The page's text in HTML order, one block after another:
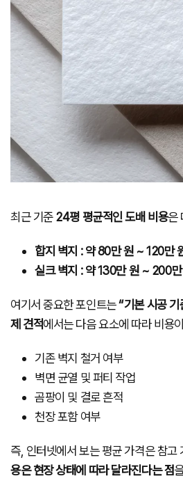
최근 기준24평 평균적인 도배 비용은
합지 벽지 : 약 80만 원 ~ 120만
실크 벽지 : 약 130만 원 ~ 200
여기서 중요한 포인트는“기본 시공 기
제 견적에서는 다음 요소에 따라 비용
기존 벽지 철거 여부
벽면 균열 및 퍼티 작업
곰팡이 및 결로 흔적
천장 포함 여부
즉, 인터넷에서 보는 평균 가격은 참고
용은 현장 상태에 따라 달라진다는 점